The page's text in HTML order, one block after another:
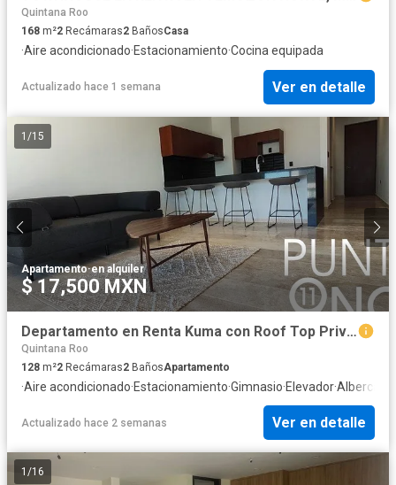
Quintana Roo
168 m²2 Recámaras2 BañosCasa
·Aire acondicionado·Estacionamiento·Cocina equipada
Actualizado hace 1 semana Ver en detalle
1 /15
Apartamento·en alquiler
$ 17,500 MXN
Departamento en Renta Kuma con Roof Top Privado, Temozón Nte Merida Yucatán
Quintana Roo
128 m²2 Recámaras2 BañosApartamento
·Aire acondicionado·Estacionamiento·Gimnasio·Elevador·Alberca
Actualizado hace 2 semanas Ver en detalle
1 /16